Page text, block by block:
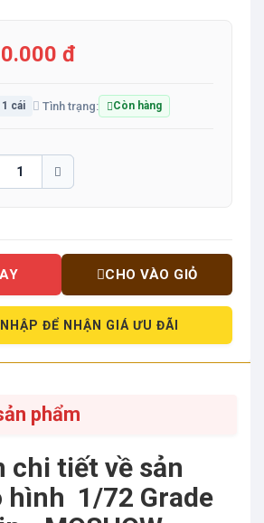
đ
1 cái Tình trạng: Còn hàng
CHO VÀO GIỎ
ĐỂ NHẬN GIÁ ƯU ĐÃI
phẩm
chi tiết về sản
hình 1/72 Grade